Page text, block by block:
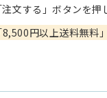
文する」ボタンを押
8,500円以上送料無料